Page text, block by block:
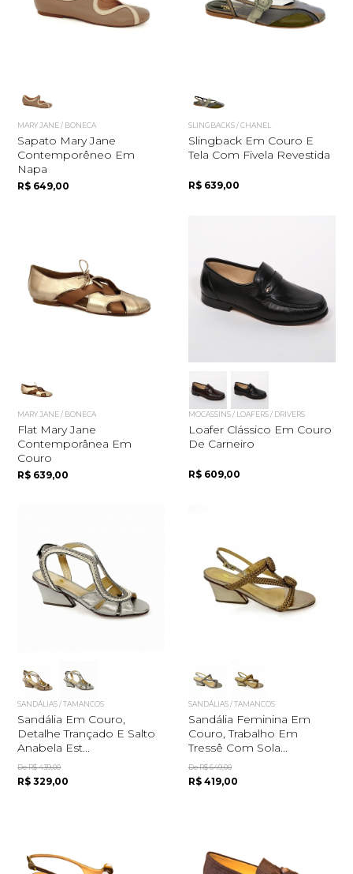
MARY JANE / BONECA
Sapato Mary Jane
Contemporêneo Em
Napa
R$ 649,00
SLINGBACKS / CHANEL
Slingback Em Couro E
Tela Com Fivela Revestida
R$ 639,00
MARY JANE / BONECA
Flat Mary Jane
Contemporânea Em
Couro
R$ 639,00
MOCASSINS / LOAFERS / DRIVERS
Loafer Clássico Em Couro
De Carneiro
R$ 609,00
SANDÁLIAS / TAMANCOS
Sandália Em Couro,
Detalhe Trançado E Salto
Anabela Est...
De R$ 439,00
R$ 329,00
SANDÁLIAS / TAMANCOS
Sandália Feminina Em
Couro, Trabalho Em
Tressê Com Sola...
De R$ 649,00
R$ 419,00